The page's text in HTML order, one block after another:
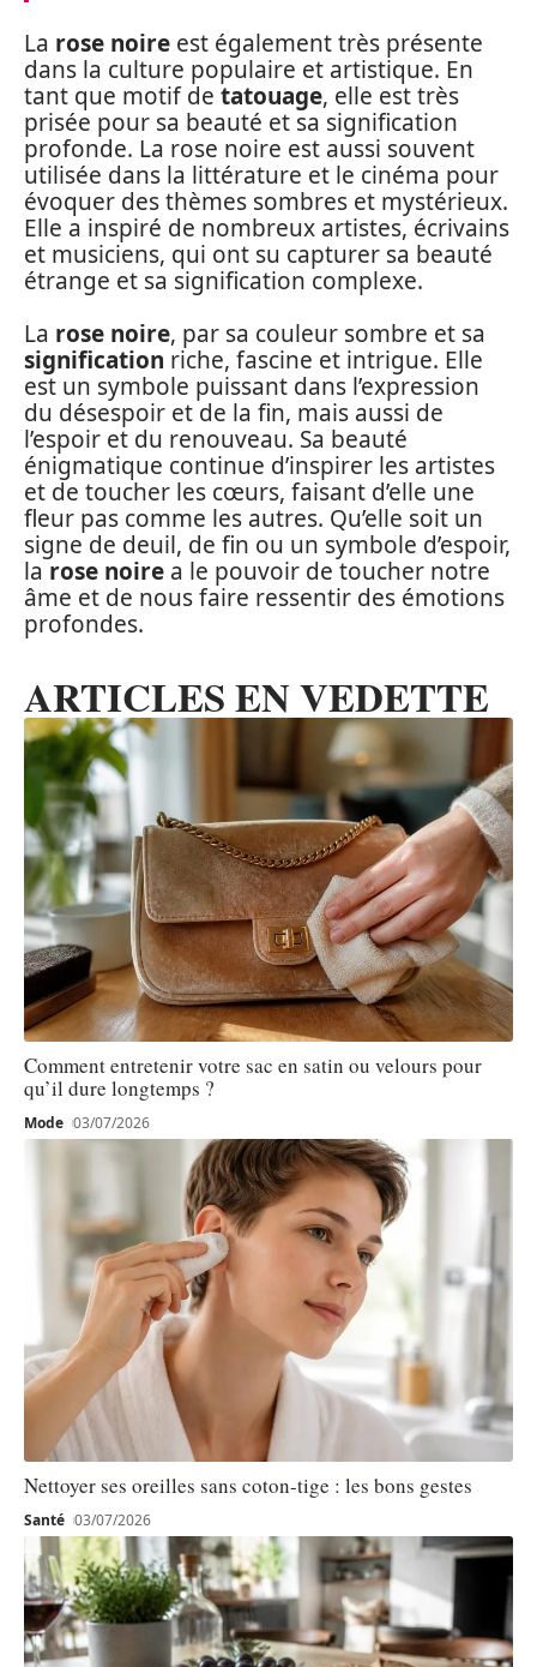
La rose noire est également très présente
dans la culture populaire et artistique. En
tant que motif de tatouage, elle est très
prisée pour sa beauté et sa signification
profonde. La rose noire est aussi souvent
utilisée dans la littérature et le cinéma pour
évoquer des thèmes sombres et mystérieux.
Elle a inspiré de nombreux artistes, écrivains
et musiciens, qui ont su capturer sa beauté
étrange et sa signification complexe.
La rose noire, par sa couleur sombre et sa
signification riche, fascine et intrigue. Elle
est un symbole puissant dans l’expression
du désespoir et de la fin, mais aussi de
l’espoir et du renouveau. Sa beauté
énigmatique continue d’inspirer les artistes
et de toucher les cœurs, faisant d’elle une
fleur pas comme les autres. Qu’elle soit un
signe de deuil, de fin ou un symbole d’espoir,
la rose noire a le pouvoir de toucher notre
âme et de nous faire ressentir des émotions
profondes.
ARTICLES EN VEDETTE
Comment entretenir votre sac en satin ou velours pour
qu’il dure longtemps ?
Mode 03/07/2026
Nettoyer ses oreilles sans coton-tige : les bons gestes
Santé 03/07/2026